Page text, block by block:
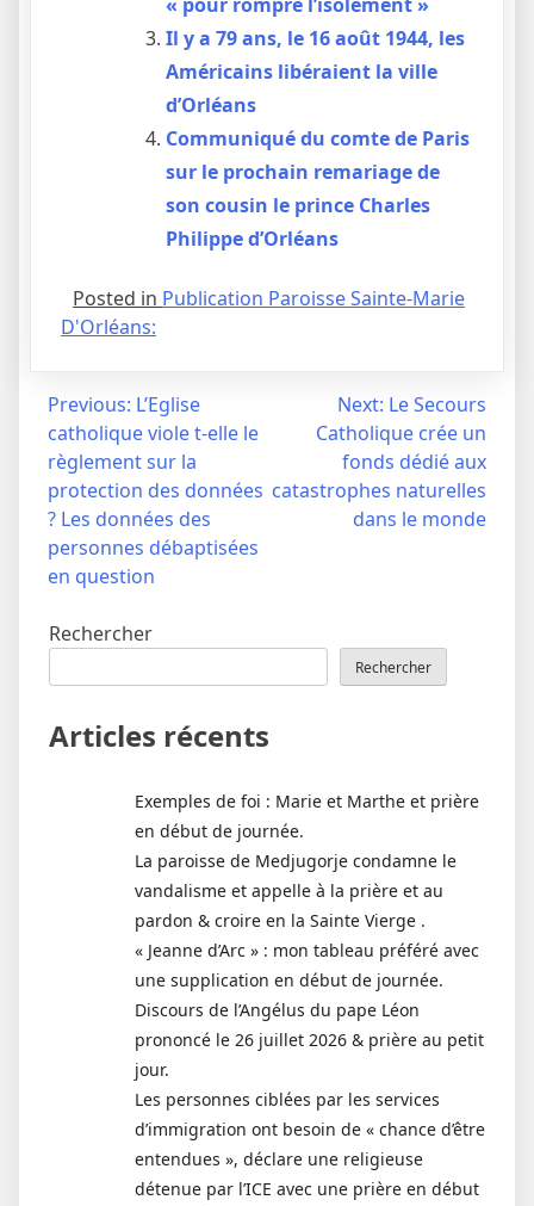
Il y a 79 ans, le 16 août 1944, les
Américains libéraient la ville
d’Orléans
Communiqué du comte de Paris
sur le prochain remariage de
son cousin le prince Charles
Philippe d’Orléans
Posted in Publication Paroisse Sainte-Marie
D'Orléans:
Navigation
l’article
Previous: L’Eglise
catholique viole t-elle le
règlement sur la
protection des données
? Les données des
personnes débaptisées
en question
Next: Le Secours
Catholique crée un
fonds dédié aux
catastrophes naturelles
dans le monde
Rechercher
Rechercher
Articles récents
Exemples de foi : Marie et Marthe et prière
en début de journée.
La paroisse de Medjugorje condamne le
vandalisme et appelle à la prière et au
pardon & croire en la Sainte Vierge .
« Jeanne d’Arc » : mon tableau préféré avec
une supplication en début de journée.
Discours de l’Angélus du pape Léon
prononcé le 26 juillet 2026 & prière au petit
jour.
Les personnes ciblées par les services
d’immigration ont besoin de « chance d’être
entendues », déclare une religieuse
détenue par l’ICE avec une prière en début